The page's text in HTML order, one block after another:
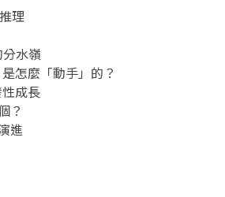
理
水嶺
怎麼「動手」的？
成長
？
進